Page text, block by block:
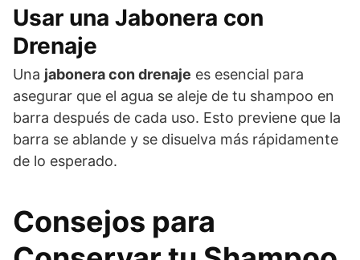
Usar una Jabonera con
Drenaje
Una jabonera con drenaje es esencial para
asegurar que el agua se aleje de tu shampoo en
barra después de cada uso. Esto previene que la
barra se ablande y se disuelva más rápidamente
de lo esperado.
Consejos para